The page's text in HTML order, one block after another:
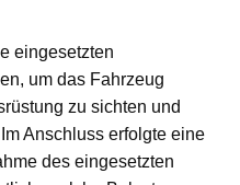
eingesetzten
um das Fahrzeug
zu sichten und
Anschluss erfolgte eine
des eingesetzten